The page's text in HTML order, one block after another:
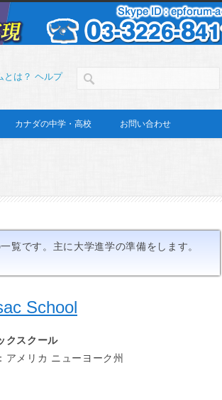
とは？ ヘルプ
カナダの中学・高校 お問い合わせ
覧です。主に大学進学の準備をします。
School
クスクール
アメリカ ニューヨーク州